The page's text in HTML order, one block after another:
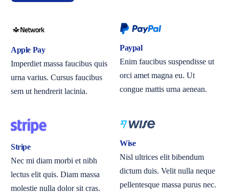
Apple Pay
Imperdiet massa faucibus quis
urna varius. Cursus faucibus
sem ut hendrerit lacinia.
Paypal
Enim faucibus suspendisse ut
orci amet magna eu. Ut
congue mattis urna aenean.
Stripe
Nec mi diam morbi et nibh
lectus elit quis. Diam massa
molestie nulla dolor sit cras.
Wise
Nisl ultrices elit bibendum
dictum duis. Velit nulla neque
pellentesque massa purus nec.